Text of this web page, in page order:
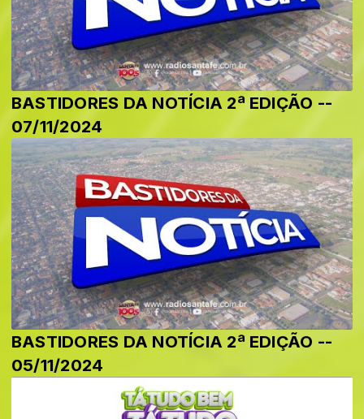
BASTIDORES DA NOTÍCIA 2ª EDIÇÃO --
07/11/2024
BASTIDORES DA NOTÍCIA 2ª EDIÇÃO --
05/11/2024